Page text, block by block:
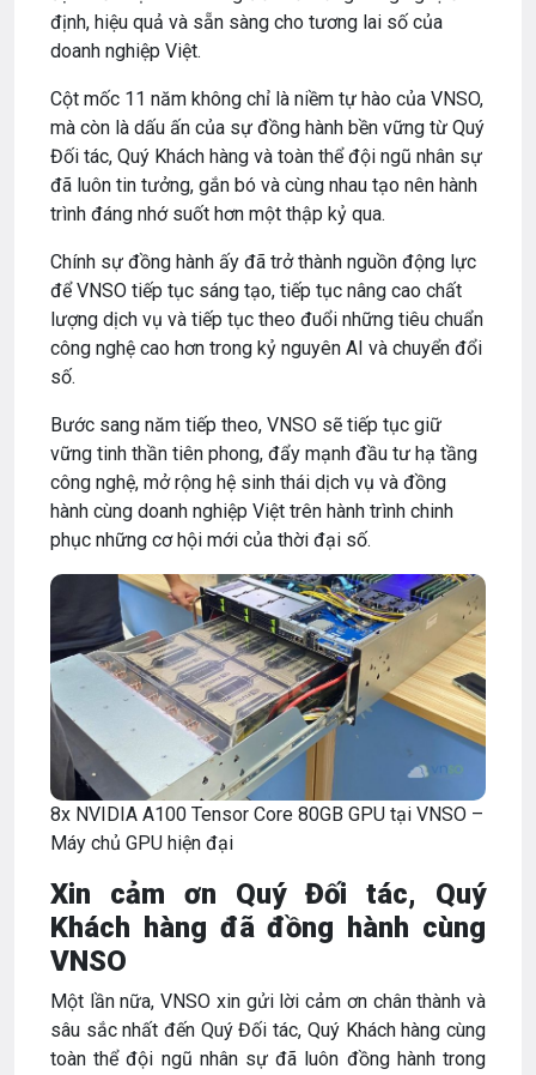
định, hiệu quả và sẵn sàng cho tương lai số của
doanh nghiệp Việt.
Cột mốc 11 năm không chỉ là niềm tự hào của VNSO,
mà còn là dấu ấn của sự đồng hành bền vững từ Quý
Đối tác, Quý Khách hàng và toàn thể đội ngũ nhân sự
đã luôn tin tưởng, gắn bó và cùng nhau tạo nên hành
trình đáng nhớ suốt hơn một thập kỷ qua.
Chính sự đồng hành ấy đã trở thành nguồn động lực
để VNSO tiếp tục sáng tạo, tiếp tục nâng cao chất
lượng dịch vụ và tiếp tục theo đuổi những tiêu chuẩn
công nghệ cao hơn trong kỷ nguyên AI và chuyển đổi
số.
Bước sang năm tiếp theo, VNSO sẽ tiếp tục giữ
vững tinh thần tiên phong, đẩy mạnh đầu tư hạ tầng
công nghệ, mở rộng hệ sinh thái dịch vụ và đồng
hành cùng doanh nghiệp Việt trên hành trình chinh
phục những cơ hội mới của thời đại số.
8x NVIDIA A100 Tensor Core 80GB GPU tại VNSO –
Máy chủ GPU hiện đại
Xin cảm ơn Quý Đối tác, Quý
Khách hàng đã đồng hành cùng
VNSO
Một lần nữa, VNSO xin gửi lời cảm ơn chân thành và
sâu sắc nhất đến Quý Đối tác, Quý Khách hàng cùng
toàn thể đội ngũ nhân sự đã luôn đồng hành trong